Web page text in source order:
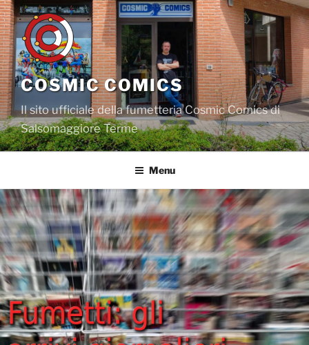
Salta
al
contenuto
COSMIC COMICS
Il sito ufficiale della fumetteria Cosmic Comics di
Salsomaggiore Terme
Menu